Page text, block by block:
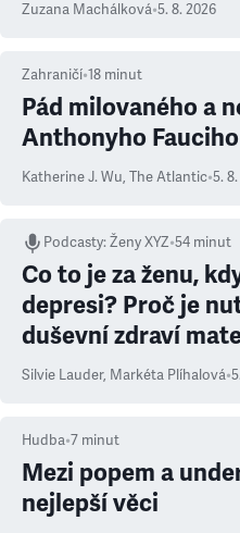
Zuzana Machálková•5. 8. 2026
Zahraničí•18 minut
Pád milovaného a
Anthonyho Fauciho
Katherine J. Wu, The Atlantic•5.
Podcasty:Ženy XYZ•54 minut
Co to je za ženu,
depresi? Proč je
duševní zdraví
Silvie Lauder, Markéta Plíhalová•
Hudba•7 minut
Mezi popem a
nejlepší věci